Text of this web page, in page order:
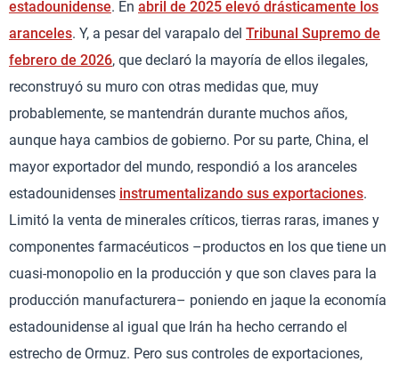
estadounidense. En abril de 2025 elevó drásticamente los
aranceles. Y, a pesar del varapalo del Tribunal Supremo de
febrero de 2026, que declaró la mayoría de ellos ilegales,
reconstruyó su muro con otras medidas que, muy
probablemente, se mantendrán durante muchos años,
aunque haya cambios de gobierno. Por su parte, China, el
mayor exportador del mundo, respondió a los aranceles
estadounidenses instrumentalizando sus exportaciones.
Limitó la venta de minerales críticos, tierras raras, imanes y
componentes farmacéuticos –productos en los que tiene un
cuasi-monopolio en la producción y que son claves para la
producción manufacturera– poniendo en jaque la economía
estadounidense al igual que Irán ha hecho cerrando el
estrecho de Ormuz. Pero sus controles de exportaciones,